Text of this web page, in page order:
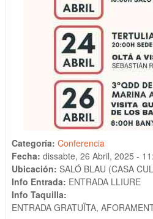
Categoría: Conferencia
Fecha: dissabte, 26 Abril, 2025 -
Ubicación: SALÓ BLAU (CASA
Info Entrada: ENTRADA LLIURE
Info Taquilla:
ENTRADA GRATUÏTA,